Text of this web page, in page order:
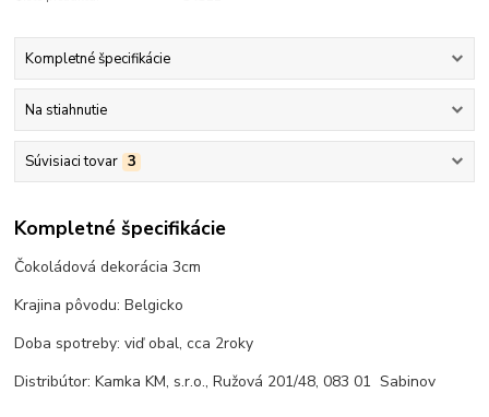
Kompletné špecifikácie
Na stiahnutie
Súvisiaci tovar 3
Kompletné špecifikácie
Čokoládová dekorácia 3cm
Krajina pôvodu: Belgicko
Doba spotreby: viď obal, cca 2roky
Distribútor: Kamka KM, s.r.o., Ružová 201/48, 083 01 Sabinov